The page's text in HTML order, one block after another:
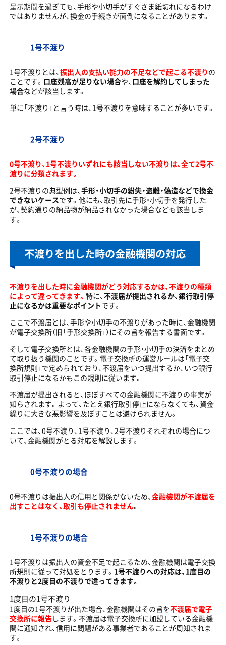
呈示期間を過ぎても、手形や小切手がすぐさま紙切れになるわけ
ではありませんが、換金の手続きが面倒になることがあります。
1号不渡り
1号不渡りとは、 振出人の支払い能力の不足などで起こる不渡りの
ことです。 口座残高が足りない場合や、 口座を解約してしまった
場合などが該当します。
単に「不渡り」と言う時は、1号不渡りを意味することが多いです。
2号不渡り
0号不渡り、1号不渡りいずれにも該当しない不渡りは、全て2号不
渡りに分類されます。
2号不渡りの典型例は、 手形・小切手の紛失・盗難・偽造などで換金
できないケースです。他にも、取引先に手形・小切手を発行した
が、契約通りの納品物が納品されなかった場合なども該当しま
す。
不渡りを出した時の金融機関の対応
不渡りを出した時に金融機関がどう対応するかは、不渡りの種類
によって違ってきます。 特に、 不渡届が提出されるか、銀行取引停
止になるかは重要なポイントです。
ここで不渡届とは、手形や小切手の不渡りがあった時に、金融機関
が電子交換所（旧「手形交換所」）にその旨を報告する書面です。
そして電子交換所とは、各金融機関の手形・小切手の決済をまとめ
て取り扱う機関のことです。電子交換所の運営ルールは「電子交
換所規則」で定められており、不渡届をいつ提出するか、いつ銀行
取引停止になるかもこの規則に従います。
不渡届が提出されると、ほぼすべての金融機関に不渡りの事実が
知らされます。よって、たとえ銀行取引停止にならなくても、資金
繰りに大きな悪影響を及ぼすことは避けられません。
ここでは、0号不渡り、1号不渡り、2号不渡りそれぞれの場合につ
いて、金融機関がとる対応を解説します。
0号不渡りの場合
0号不渡りは振出人の信用と関係がないため、 金融機関が不渡届を
出すことはなく、取引も停止されません。
1号不渡りの場合
1号不渡りは振出人の資金不足で起こるため、金融機関は電子交換
所規則に従って対処をとります。 1号不渡りへの対応は、1度目の
不渡りと2度目の不渡りで違ってきます。
1度目の1号不渡り
1度目の1号不渡りが出た場合、金融機関はその旨を不渡届で電子
交換所に報告します。不渡届は電子交換所に加盟している金融機
関に通知され、信用に問題がある事業者であることが周知されま
す。